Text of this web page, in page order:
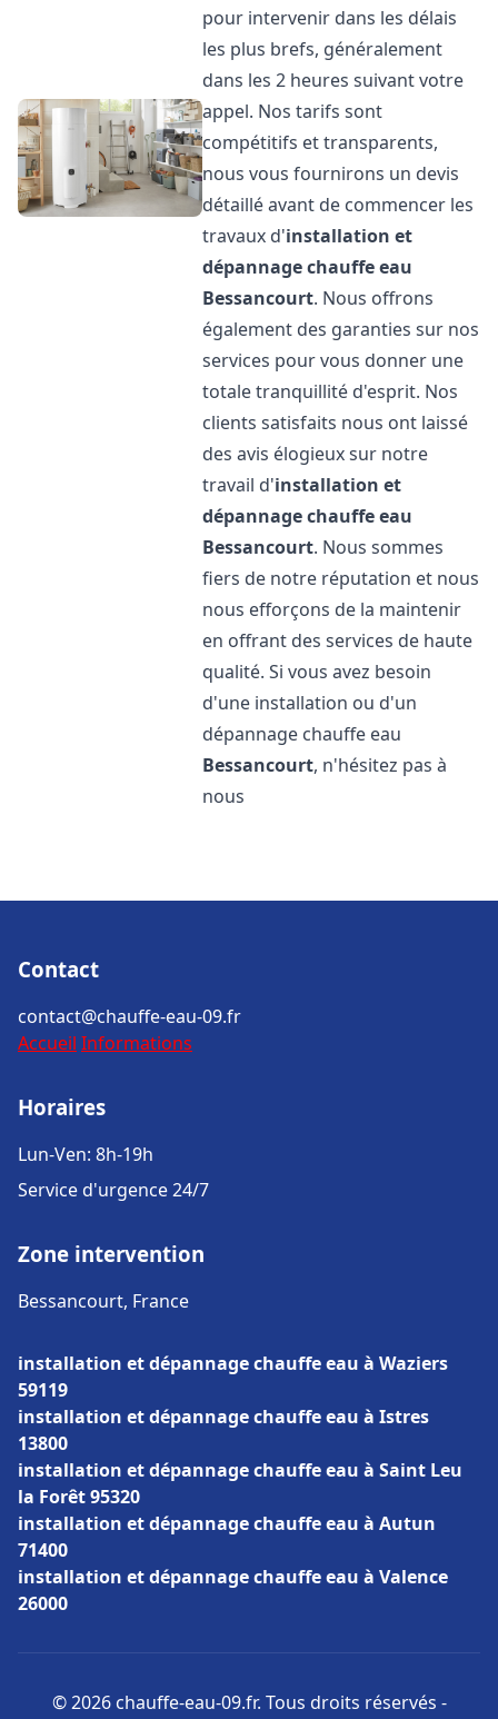
pour intervenir dans les délais
les plus brefs, généralement
dans les 2 heures suivant votre
appel. Nos tarifs sont
compétitifs et transparents,
nous vous fournirons un devis
détaillé avant de commencer les
travaux d'installation et
dépannage chauffe eau
Bessancourt. Nous offrons
également des garanties sur nos
services pour vous donner une
totale tranquillité d'esprit. Nos
clients satisfaits nous ont laissé
des avis élogieux sur notre
travail d'installation et
dépannage chauffe eau
Bessancourt. Nous sommes
fiers de notre réputation et nous
nous efforçons de la maintenir
en offrant des services de haute
qualité. Si vous avez besoin
d'une installation ou d'un
dépannage chauffe eau
Bessancourt, n'hésitez pas à
nous
Contact
contact@chauffe-eau-09.fr
Accueil Informations
Horaires
Lun-Ven: 8h-19h
Service d'urgence 24/7
Zone intervention
Bessancourt, France
installation et dépannage chauffe eau à Waziers
59119
installation et dépannage chauffe eau à Istres
13800
installation et dépannage chauffe eau à Saint Leu
la Forêt 95320
installation et dépannage chauffe eau à Autun
71400
installation et dépannage chauffe eau à Valence
26000
© 2026 chauffe-eau-09.fr. Tous droits réservés -